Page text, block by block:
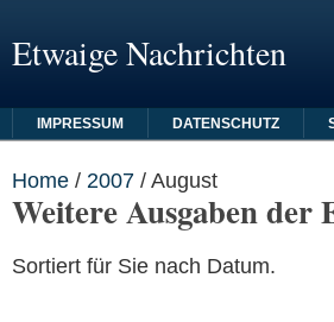
Etwaige Nachrichten
IMPRESSUM DATENSCHUTZ
Home / 2007 / August
Weitere Ausgaben der
Sortiert für Sie nach Datum.